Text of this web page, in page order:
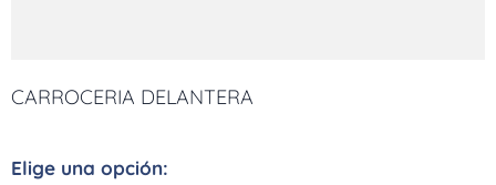
CARROCERIA DELANTERA
Elige una opción: